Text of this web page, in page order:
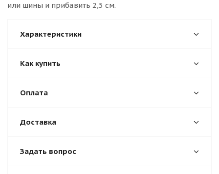
или шины и прибавить 2,5 см.
Характеристики
Как купить
Оплата
Доставка
Задать вопрос